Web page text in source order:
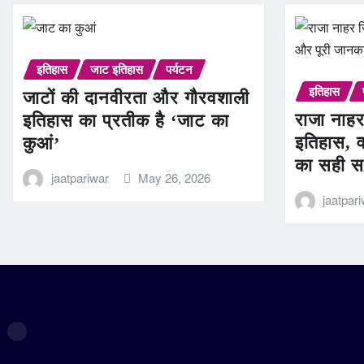
इतिहास जाट इतिहास पर्यटन
जाटों की दानवीरता और गौरवशाली
इतिहास का प्रतीक है ‘जाट का
कुआं’
jaatpariwar May 26, 2026
इतिहास
राजा
इतिहास,
का सही